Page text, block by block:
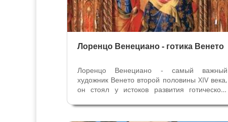
Лоренцо Венециано - готика Венето
Лоренцо Венециано - самый важный
художник Венето второй половины XIV века,
он стоял у истоков развития готического
на территории Венето царил признанный